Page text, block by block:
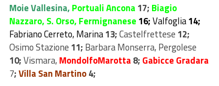
Moie Vallesina, Portuali Ancona 17; Biagio
Nazzaro, S. Orso, Fermignanese 16;Valfoglia14;
Fabriano Cerreto, Marina13;Castelfrettese 12;
Osimo Stazione 11; Barbara Monserra, Pergolese
10;Vismara, MondolfoMarotta 8; Gabicce Gradara
7;Villa San Martino4;